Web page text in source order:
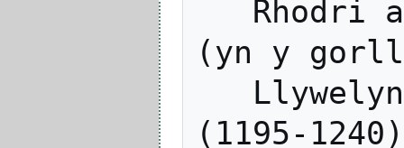
(yn y
(1195-1240)